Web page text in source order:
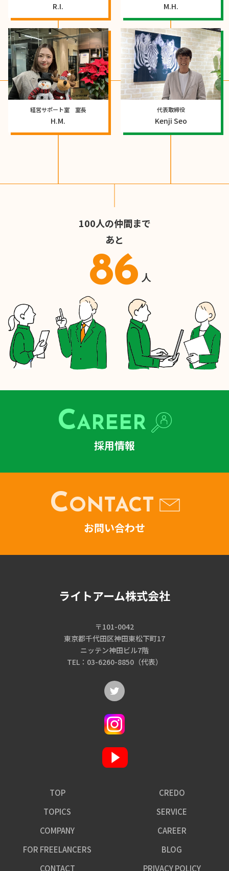
R.I. M.H.
経営サポート室 室長
H.M.
代表取締役
Kenji Seo
100人の仲間まで
あと
86
CAREER
採用情報
CONTACT
お問い合わせ
ライトアーム株式会社
〒101-0042
東京都千代田区神田東松下町17
ニッテン神田ビル7階
TEL：03-6260-8850（代表）
TOP
CREDO
TOPICS
SERVICE
COMPANY
CAREER
FOR FREELANCERS
BLOG
CONTACT
PRIVACY POLICY